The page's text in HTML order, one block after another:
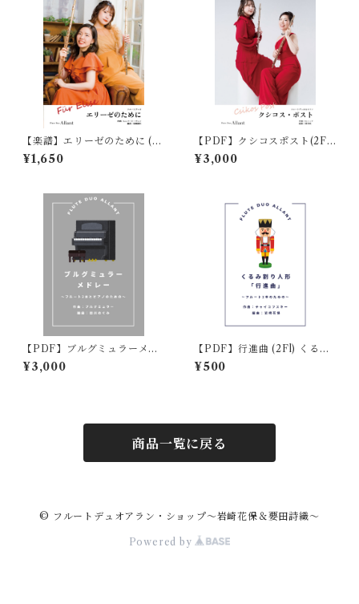
【楽譜】エリーゼのために (2
Fl) ベートーヴェン作曲 / 編
曲:松﨑国生
¥1,650
【PDF】クシコスポスト(2Fl
＋Pf) ネッケ作曲 / 編曲:増井
咲
¥3,000
【PDF】ブルグミュラーメド
レー (2Fl＋Pf) 編曲:田川めぐ
み
¥3,000
【PDF】行進曲 (2Fl) くるみ
割り人形
¥500
商品一覧に戻る
© フルートデュオアラン・ショップ〜岩崎花保＆要田詩織〜
Powered by